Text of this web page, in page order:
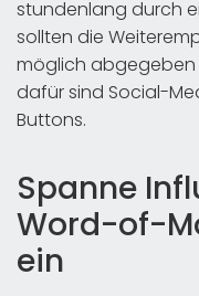
stundenlang durch
sollten die
möglich abgegeben
dafür sind Social-
Buttons.
Spanne
Word-of-
ein